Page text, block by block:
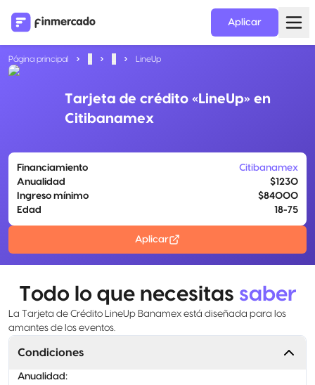
Aplicar
Página principal LineUp
Tarjeta de crédito «LineUp» en
Citibanamex
Financiamiento
Citibanamex
Anualidad
$1230
Ingreso mínimo
$84000
Edad
18-75
Aplicar
Todo lo que necesitas saber
La Tarjeta de Crédito LineUp Banamex está diseñada para los
amantes de los eventos.
Condiciones
Anualidad: